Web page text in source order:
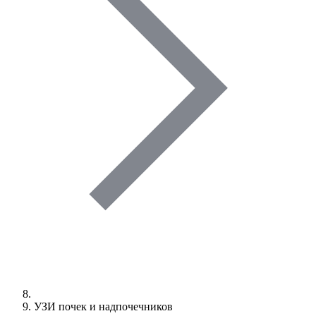
УЗИ почек и надпочечников